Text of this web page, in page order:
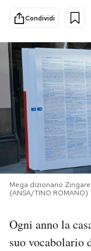
Scienza
Economia
Sport
PODCAST
NEWSLETTER
SHOP
Condividi
Mega dizionario
(ANSA/TINO ROMANO)
Ogni anno la
suo